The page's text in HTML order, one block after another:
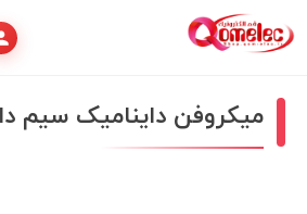
میکروفن داینامیک سیم